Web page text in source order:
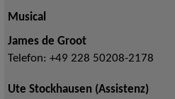
Musical
James de Groot
Telefon: +49 228 50208-2178
Ute Stockhausen (Assistenz)